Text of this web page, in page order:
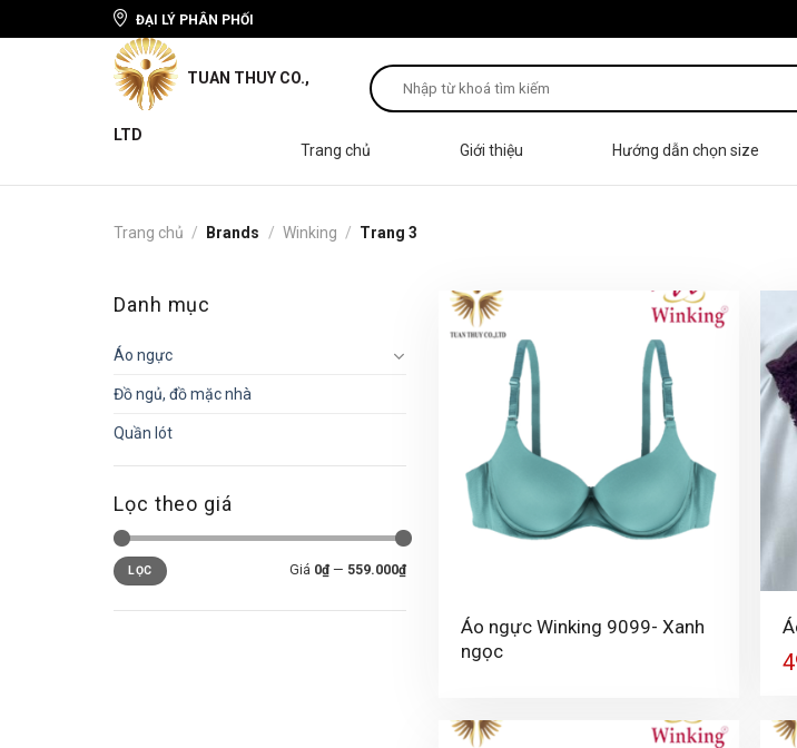
to
ĐẠI LÝ PHÂN PHỐI
Tìm
kiếm:
Trang chủ Giới thiệu Hướng dẫn chọn size
Trang chủ / Brands / Winking / Trang 3
Danh mục
Áo ngực
Đồ ngủ, đồ mặc nhà
Quần lót
Lọc theo giá
LỌC Giá 0₫— 559.000₫
Áo ngực Winking 9099- Xanh
ngọc